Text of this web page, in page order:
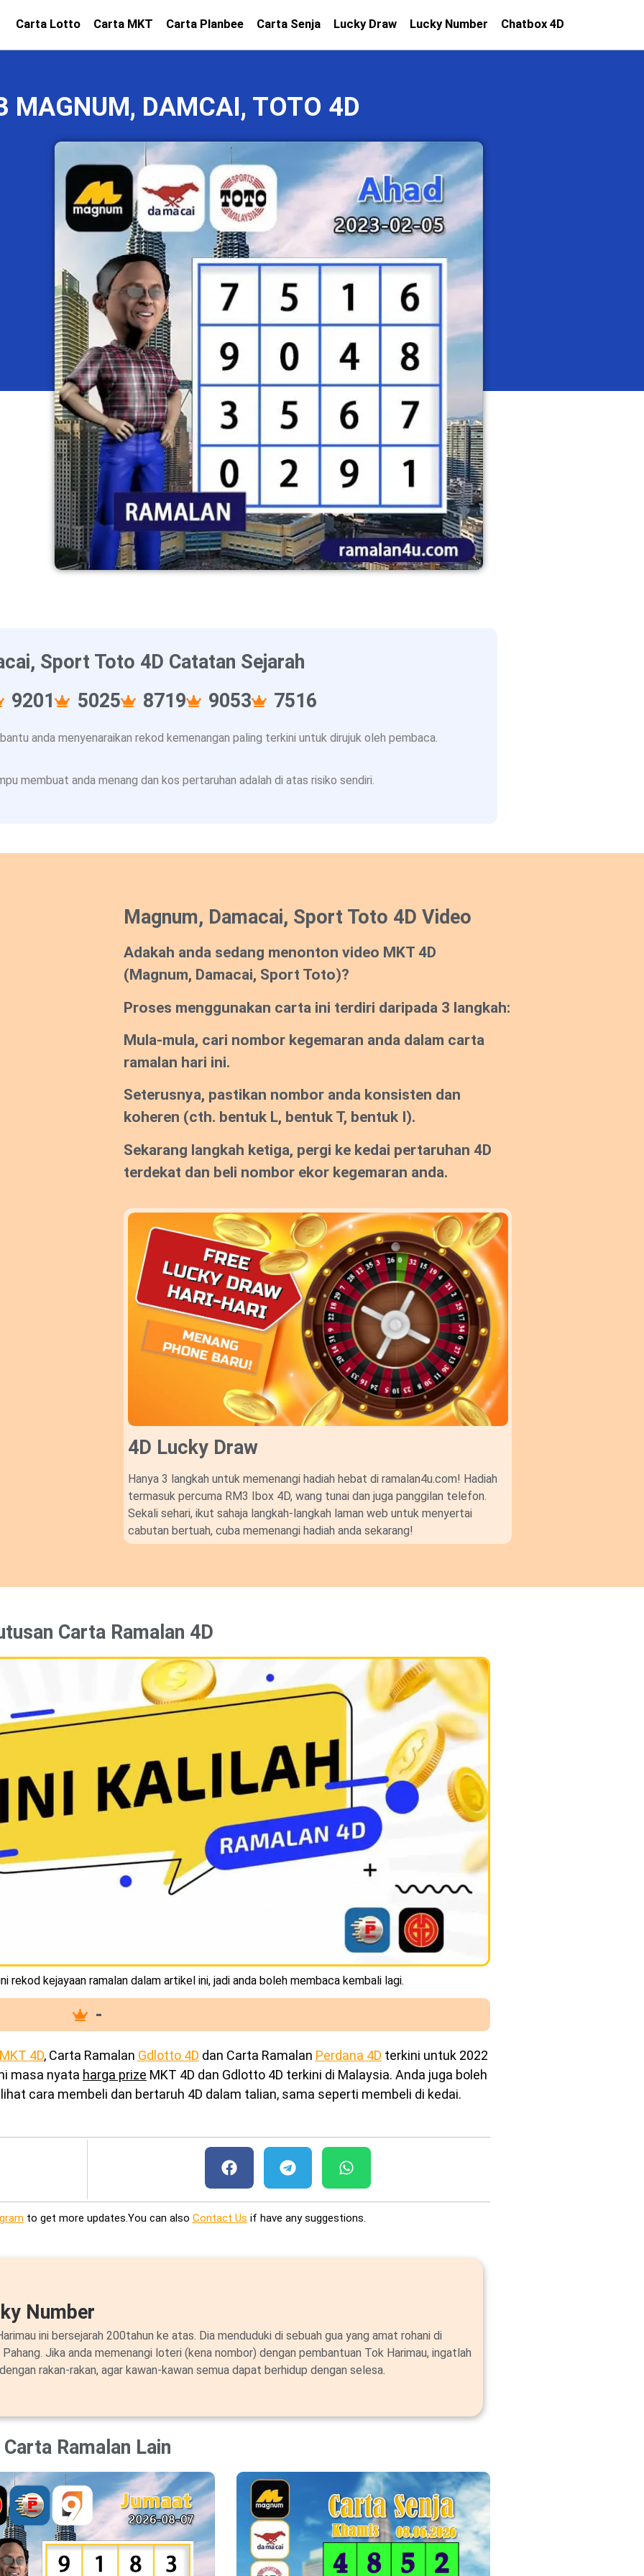
Carta Lotto Carta MKT Carta Planbee Carta Senja Lucky Draw Lucky Number Chatbox 4D
DAMCAI, TOTO 4D
Sport Toto 4D Catatan Sejarah
9201
5025 8719 9053 7516
anda menyenaraikan rekod kemenangan paling terkini untuk dirujuk oleh pembaca.
membuat anda menang dan kos pertaruhan adalah di atas risiko sendiri.
Magnum, Damacai, Sport Toto 4D Video
Adakah anda sedang menonton video MKT 4D
(Magnum, Damacai, Sport Toto)?
Proses menggunakan carta ini terdiri daripada 3 langkah:
Mula-mula, cari nombor kegemaran anda dalam carta
ramalan hari ini.
Seterusnya, pastikan nombor anda konsisten dan
koheren (cth. bentuk L, bentuk T, bentuk I).
Sekarang langkah ketiga, pergi ke kedai pertaruhan 4D
terdekat dan beli nombor ekor kegemaran anda.
4D Lucky Draw​
Hanya 3 langkah untuk memenangi hadiah hebat di ramalan4u.com! Hadiah
termasuk percuma RM3 Ibox 4D, wang tunai dan juga panggilan telefon.
Sekali sehari, ikut sahaja langkah-langkah laman web untuk menyertai
cabutan bertuah, cuba memenangi hadiah anda sekarang!
Carta Ramalan 4D
rekod kejayaan ramalan dalam artikel ini, jadi anda boleh membaca kembali lagi.
-
4D, Carta Ramalan Gdlotto 4D dan Carta Ramalan Perdana 4D terkini untuk 2022
masa nyata harga prize MKT 4D dan Gdlotto 4D terkini di Malaysia. Anda juga boleh
cara membeli dan bertaruh 4D dalam talian, sama seperti membeli di kedai.
to get more updates.You can also Contact Us if have any suggestions.
Number
ini bersejarah 200tahun ke atas. Dia menduduki di sebuah gua yang amat rohani di
Jika anda memenangi loteri (kena nombor) dengan pembantuan Tok Harimau, ingatlah
rakan-rakan, agar kawan-kawan semua dapat berhidup dengan selesa.
Carta Ramalan Lain